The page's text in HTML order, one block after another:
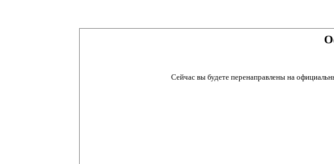
Сейчас вы будете перенаправлены на